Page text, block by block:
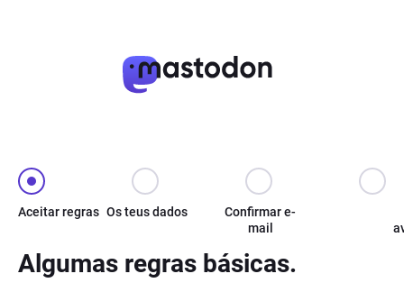
Aceitar regras Os teus dados
Confirmar e-
mail
Algumas regras básicas.